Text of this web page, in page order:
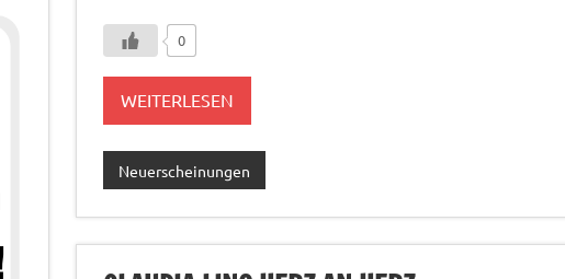
0
WEITERLESEN
Neuerscheinungen